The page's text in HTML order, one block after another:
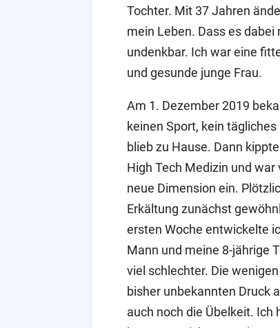
Tochter. Mit 37 Jahren
mein Leben. Dass es
undenkbar. Ich war eine
und gesunde junge Frau.
Am 1. Dezember 2019
keinen Sport, kein
blieb zu Hause. Dann
High Tech Medizin und
neue Dimension ein.
Erkältung zunächst
ersten Woche entwickelte
Mann und meine 8-jährige
viel schlechter. Die
bisher unbekannten Druck
auch noch die Übelkeit. Ich